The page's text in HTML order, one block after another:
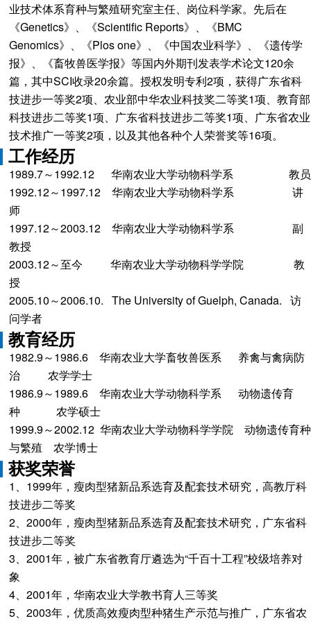
业技术体系育种与繁殖研究室主任、岗位科学家。先后在
《Genetics》、《Scientific Reports》、《BMC
Genomics》、《Plos one》、《中国农业科学》、《遗传学
报》、《畜牧兽医学报》等国内外期刊发表学术论文120余
篇，其中SCI收录20余篇。授权发明专利2项，获得广东省科
技进步一等奖2项、农业部中华农业科技奖二等奖1项、教育部
科技进步二等奖1项、广东省科技进步二等奖1项、广东省农业
技术推广一等奖2项，以及其他各种个人荣誉奖等16项。
工作经历
1989.7～1992.12 华南农业大学动物科学系 教员
1992.12～1997.12 华南农业大学动物科学系 讲
师
1997.12～2003.12 华南农业大学动物科学系 副
教授
2003.12～至今 华南农业大学动物科学学院 教
授
2005.10～2006.10. The University of Guelph, Canada. 访
问学者
教育经历
1982.9～1986.6 华南农业大学畜牧兽医系 养禽与禽病防
治 农学学士
1986.9～1989.6 华南农业大学动物科学系 动物遗传育
种 农学硕士
1999.9～2002.12 华南农业大学动物科学学院 动物遗传育种
与繁殖 农学博士
获奖荣誉
1、1999年，瘦肉型猪新品系选育及配套技术研究，高教厅科
技进步二等奖
2、2000年，瘦肉型猪新品系选育及配套技术研究，广东省科
技进步二等奖
3、2001年，被广东省教育厅遴选为“千百十工程”校级培养对
象
4、2001年，华南农业大学教书育人三等奖
5、2003年，优质高效瘦肉型种猪生产示范与推广，广东省农